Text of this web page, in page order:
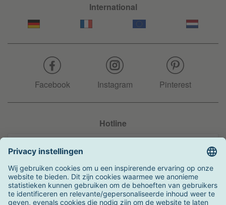
International
Facebook Instagram Pinterest
Hotline
Zo kunt u betalen